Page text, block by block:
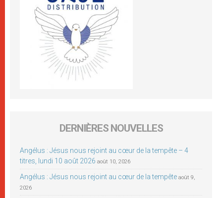
DERNIÈRES NOUVELLES
Angélus : Jésus nous rejoint au cœur de la tempête – 4
titres, lundi 10 août 2026 août 10, 2026
Angélus : Jésus nous rejoint au cœur de la tempête août 9,
2026